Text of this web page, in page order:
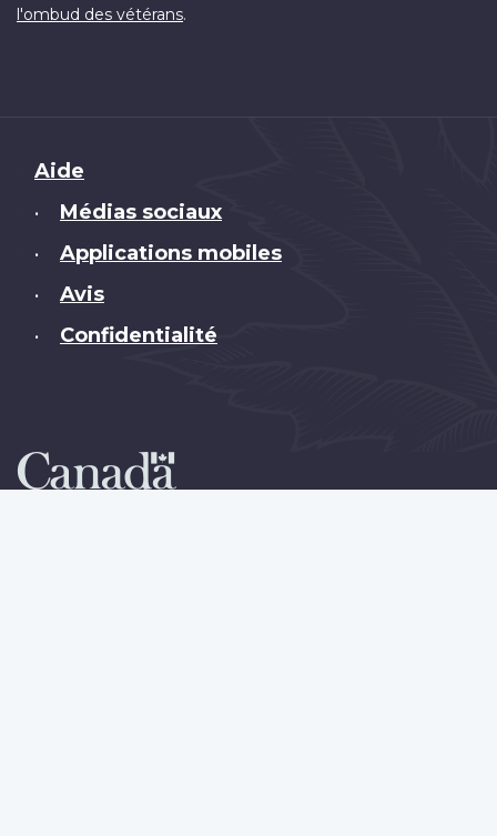
l'ombud des vétérans.
Brand
Aide
• Médias sociaux
• Applications mobiles
• Avis
• Confidentialité